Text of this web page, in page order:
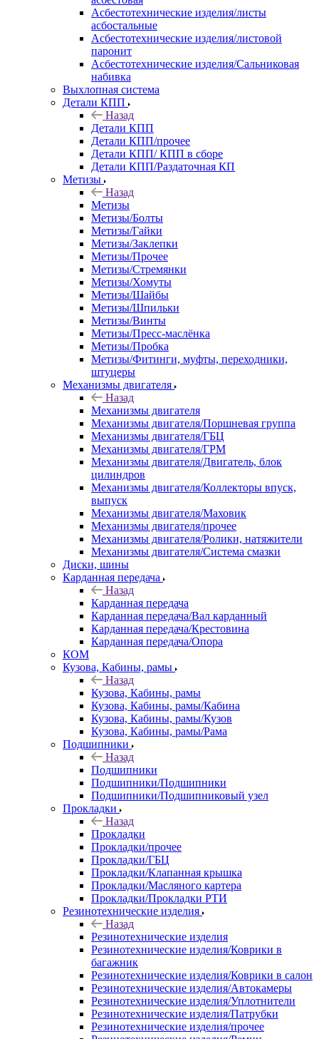
Асбестотехнические изделия/листы
асбостальные
Асбестотехнические изделия/листовой
паронит
Асбестотехнические изделия/Сальниковая
набивка
Выхлопная система
Детали КПП
Назад
Детали КПП
Детали КПП/прочее
Детали КПП/ КПП в сборе
Детали КПП/Раздаточная КП
Метизы
Назад
Метизы
Метизы/Болты
Метизы/Гайки
Метизы/Заклепки
Метизы/Прочее
Метизы/Стремянки
Метизы/Хомуты
Метизы/Шайбы
Метизы/Шпильки
Метизы/Винты
Метизы/Пресс-маслёнка
Метизы/Пробка
Метизы/Фитинги, муфты, переходники,
штуцеры
Механизмы двигателя
Назад
Механизмы двигателя
Механизмы двигателя/Поршневая группа
Механизмы двигателя/ГБЦ
Механизмы двигателя/ГРМ
Механизмы двигателя/Двигатель, блок
цилиндров
Механизмы двигателя/Коллекторы впуск,
выпуск
Механизмы двигателя/Маховик
Механизмы двигателя/прочее
Механизмы двигателя/Ролики, натяжители
Механизмы двигателя/Система смазки
Диски, шины
Карданная передача
Назад
Карданная передача
Карданная передача/Вал карданный
Карданная передача/Крестовина
Карданная передача/Опора
КОМ
Кузова, Кабины, рамы
Назад
Кузова, Кабины, рамы
Кузова, Кабины, рамы/Кабина
Кузова, Кабины, рамы/Кузов
Кузова, Кабины, рамы/Рама
Подшипники
Назад
Подшипники
Подшипники/Подшипники
Подшипники/Подшипниковый узел
Прокладки
Назад
Прокладки
Прокладки/прочее
Прокладки/ГБЦ
Прокладки/Клапанная крышка
Прокладки/Масляного картера
Прокладки/Прокладки РТИ
Резинотехнические изделия
Назад
Резинотехнические изделия
Резинотехнические изделия/Коврики в
багажник
Резинотехнические изделия/Коврики в салон
Резинотехнические изделия/Автокамеры
Резинотехнические изделия/Уплотнители
Резинотехнические изделия/Патрубки
Резинотехнические изделия/прочее